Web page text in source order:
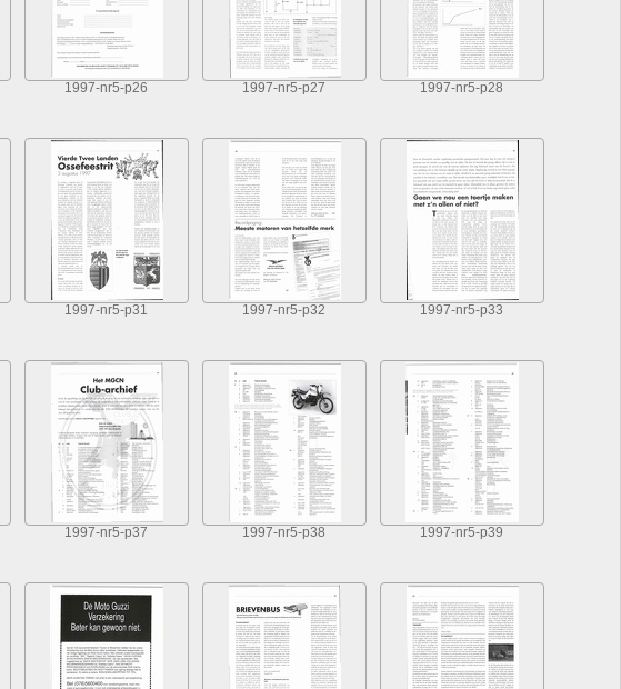
1997-nr5-p26 1997-nr5-p27 1997-nr5-p28
1997-nr5-p31 1997-nr5-p32 1997-nr5-p33
1997-nr5-p37 1997-nr5-p38 1997-nr5-p39